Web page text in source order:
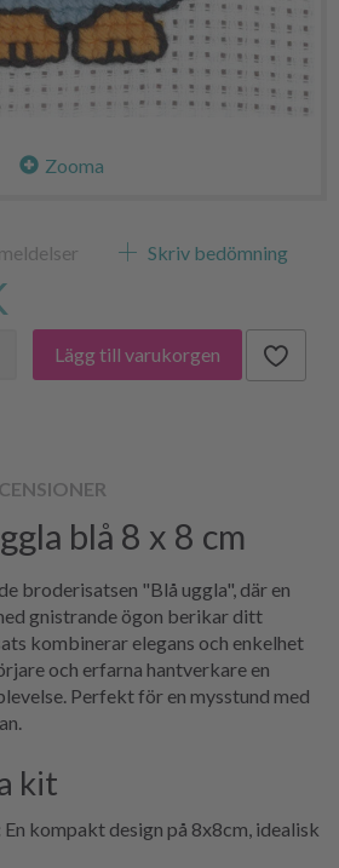
Zooma
Skriv bedömning
Lägg till varukorgen
blå 8 x 8 cm
broderisatsen "Blå uggla", där en
gnistrande ögon berikar ditt
kombinerar elegans och enkelhet
och erfarna hantverkare en
Perfekt för en mysstund med
kit
En kompakt design på 8x8cm, idealisk